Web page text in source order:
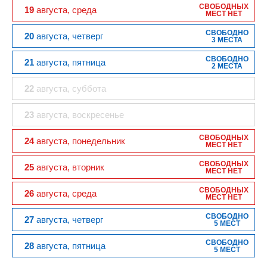
19 августа, среда
СВОБОДНЫХ
МЕСТ НЕТ
20 августа, четверг
СВОБОДНО
3 МЕСТА
21 августа, пятница
СВОБОДНО
2 МЕСТА
22 августа, суббота
23 августа, воскресенье
24августа, понедельник
СВОБОДНЫХ
МЕСТ НЕТ
25 августа, вторник
СВОБОДНЫХ
МЕСТ НЕТ
26 августа, среда
СВОБОДНЫХ
МЕСТ НЕТ
27 августа, четверг
СВОБОДНО
5 МЕСТ
28 августа, пятница
СВОБОДНО
5 МЕСТ